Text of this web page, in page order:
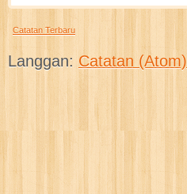
Catatan Terbaru
Langgan: Catatan (Atom)